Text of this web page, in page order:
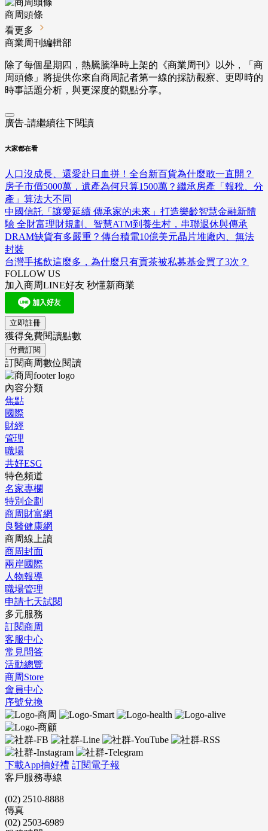
商周頭條
看更多
商業周刊編輯部
除了每個星期四，熱騰騰準時上架的《商業周刊》以外，「商
周頭條」將提供你來自商周記者第一線的採訪觀察、 更即時的
時事話題分析，與更深度的觀點分享。
廣告-請繼續往下閱讀
大家都在看
人口沒成長、還愛赴日血拼！全台新百貨為什麼敢一直開？
房子市價5000萬，遺產為何只算1500萬？繼承房產「報稅、分
產」算法大不同
中國信託「讓愛延續 傳承家的未來」打造樂齡智慧金融新體
驗 全財富理財規劃、智慧ATM到養生村，串聯退休與傳承
DRAM缺貨有多嚴重？傳台積電10億美元晶片堆廠內、無法
封裝
台灣手搖飲這麼多，為什麼只有貢茶被私募基金買了3次？
FOLLOW US
加入商周LINE好友 秒懂新商業
立即註冊
獲得免費閱讀點數
付費訂閱
訂閱商周數位閱讀
內容分類
焦點
國際
財經
管理
職場
共好ESG
特色頻道
名家專欄
特別企劃
商周財富網
良醫健康網
商周線上讀
商周封面
兩岸國際
人物報導
職場管理
申請七天試閱
多元服務
訂閱商周
客服中心
常見問答
活動總覽
商周Store
會員中心
序號兌換
下載App抽好禮 訂閱電子報
客戶服務專線
(02) 2510-8888
傳真
(02) 2503-6989